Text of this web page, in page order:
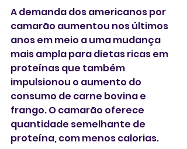
A demanda dos americanos por
camarão aumentou nos últimos
anos em meio a uma mudança
mais ampla para dietas ricas em
proteínas que também
impulsionou o aumento do
consumo de carne bovina e
frango. O camarão oferece
quantidade semelhante de
proteína, com menos calorias.